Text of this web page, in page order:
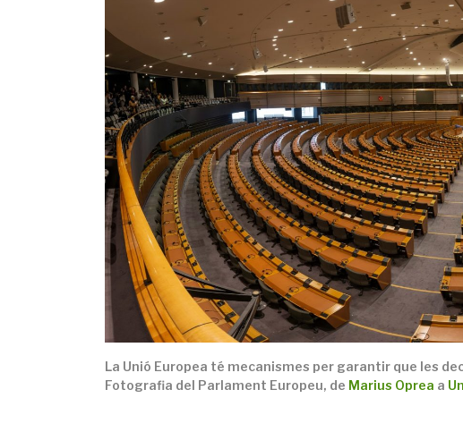
La Unió Europea té mecanismes per garantir que les
Fotografia del Parlament Europeu, de Marius Oprea a